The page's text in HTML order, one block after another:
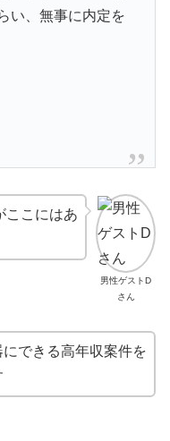
い、無事に内定を
男性ゲストD
さん
ここにはあ
できる高年収案件を